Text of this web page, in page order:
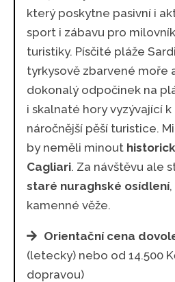
který poskytne pasivní i
sport i zábavu pro
turistiky. Písčité pláže
tyrkysově zbarvené moře
dokonalý odpočinek na
i skalnaté hory vyzývající
náročnější pěší turistice.
by neměli minout
Cagliari. Za návštěvu ale
staré nuraghské osídlení
kamenné věže.
Orientační cena
(letecky) nebo od 14.500
dopravou)